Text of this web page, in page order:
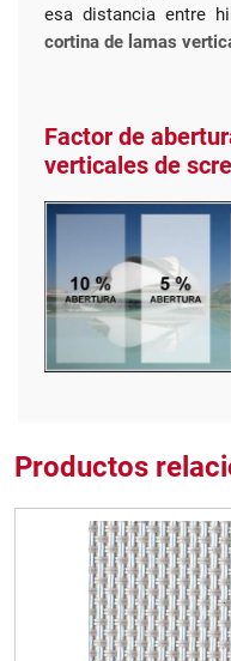
esa distancia entre
cortina de lamas
Factor de
verticales de
Productos